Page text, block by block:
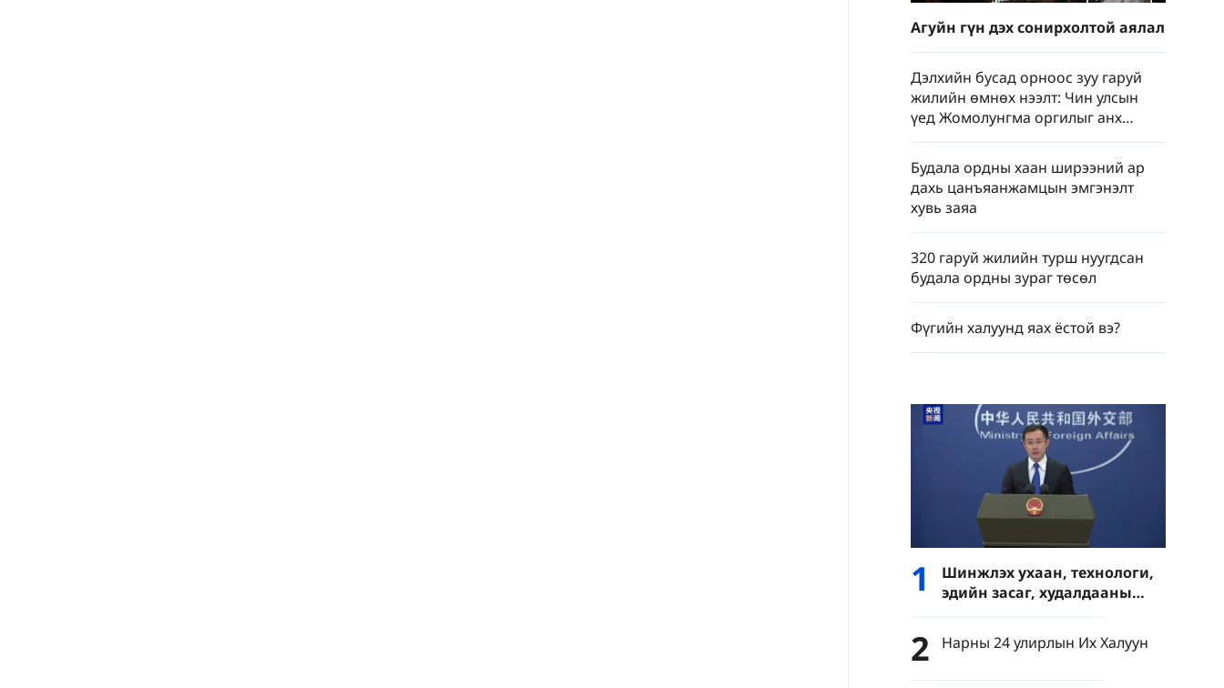
Агуйн гүн дэх сонирхолтой аялал
Дэлхийн бусад орноос зуу гаруй
жилийн өмнөх нээлт: Чин улсын
үед Жомолунгма оргилыг анх
хэмжин зураглаж, нэрлэсэн нь
Будала ордны хаан ширээний ар
дахь цанъяанжамцын эмгэнэлт
хувь заяа
320 гаруй жилийн турш нуугдсан
будала ордны зураг төсөл
Фүгийн халуунд яах ёстой вэ?
1
Шинжлэх ухаан, технологи,
эдийн засаг, худалдааны
асуудлыг улс төржүүлэхийг
эсэргүүцдэг
2 Нарны 24 улирлын Их Халуун